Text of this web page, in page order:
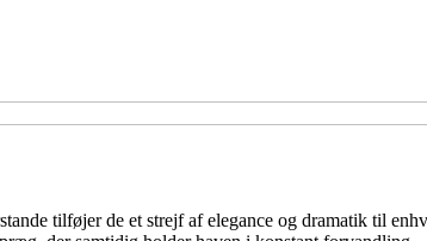
tilføjer de et strejf af elegance og dramatik til